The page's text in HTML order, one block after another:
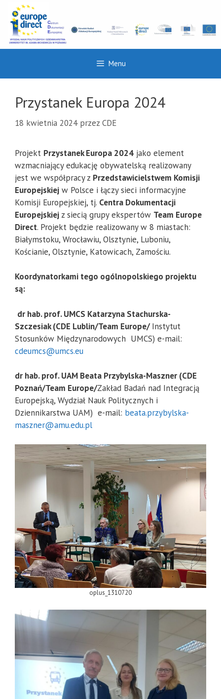
Przejdź
treści
Menu
Przystanek Europa 2024
18 kwietnia 2024 przez CDE
Projekt Przystanek Europa 2024 jako element
wzmacniający edukację obywatelską realizowany
jest we współpracy z Przedstawicielstwem Komisji
Europejskiej w Polsce i łączy sieci informacyjne
Komisji Europejskiej, tj. Centra Dokumentacji
Europejskiej z siecią grupy ekspertów Team Europe
Direct. Projekt będzie realizowany w 8 miastach:
Białymstoku, Wrocławiu, Olsztynie, Luboniu,
Kościanie, Olsztynie, Katowicach, Zamościu.
Koordynatorkami tego ogólnopolskiego projektu
są:
dr hab. prof. UMCS Katarzyna Stachurska-
Szczesiak (CDE Lublin/Team Europe/Instytut
Stosunków Międzynarodowych UMCS) e-mail:
cdeumcs@umcs.eu
dr hab. prof. UAM Beata Przybylska-Maszner (CDE
Poznań/Team Europe/Zakład Badań nad Integracją
Europejską, Wydział Nauk Politycznych i
Dziennikarstwa UAM) e-mail: beata.przybylska-
maszner@amu.edu.pl
oplus_1310720